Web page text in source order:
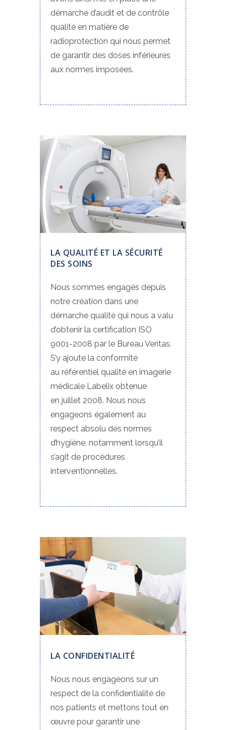
démarche d’audit et de contrôle
qualité en matière de
radioprotection qui nous permet
de garantir des doses inférieures
aux normes imposées.
LA QUALITÉ ET LA SÉCURITÉ
DES SOINS
Nous sommes engagés depuis
notre création dans une
démarche qualité qui nous a valu
d’obtenir la certification ISO
9001-2008 par le Bureau Veritas.
S’y ajoute la conformité
au référentiel qualité en imagerie
médicale Labelix obtenue
en juillet 2008. Nous nous
engageons également au
respect absolu des normes
d’hygiène, notamment lorsqu’il
s’agit de procédures
interventionnelles.
LA CONFIDENTIALITÉ
Nous nous engageons sur un
respect de la confidentialité de
nos patients et mettons tout en
œuvre pour garantir une